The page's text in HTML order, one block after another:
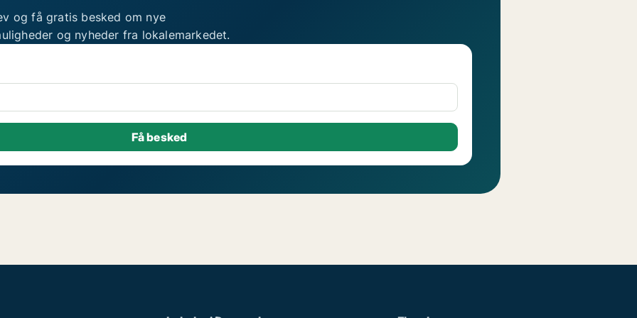
og få gratis besked om nye
og nyheder fra lokalemarkedet.